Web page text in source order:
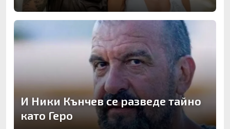
И Ники Кънчев се разведе тайно
като Геро